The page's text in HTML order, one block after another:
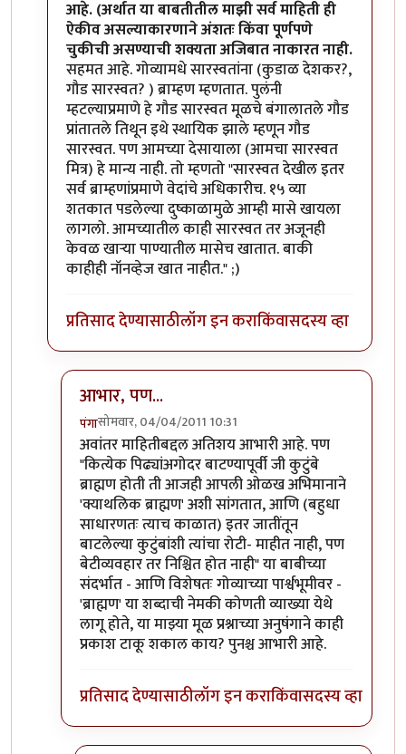
आहे. (अर्थात या बाबतीतील माझी सर्व माहिती ही
ऐकीव असल्याकारणाने अंशतः किंवा पूर्णपणे
चुकीची असण्याची शक्यता अजिबात नाकारत नाही.
सहमत आहे. गोव्यामधे सारस्वतांना (कुडाळ देशकर?,
गौड सारस्वत? ) ब्राम्हण म्हणतात. पुलंनी
म्हटल्याप्रमाणे हे गौड सारस्वत मूळचे बंगालातले गौड
प्रांतातले तिथून इथे स्थायिक झाले म्हणून गौड
सारस्वत. पण आमच्या देसायाला (आमचा सारस्वत
मित्र) हे मान्य नाही. तो म्हणतो "सारस्वत देखील इतर
सर्व ब्राम्हणांप्रमाणे वेदांचे अधिकारीच. १५ व्या
शतकात पडलेल्या दुष्काळामुळे आम्ही मासे खायला
लागलो. आमच्यातील काही सारस्वत तर अजूनही
केवळ खार्‍या पाण्यातील मासेच खातात. बाकी
काहीही नॉनव्हेज खात नाहीत." ;)
प्रतिसाद देण्यासाठीलॉग इन कराकिंवासदस्य व्हा
आभार, पण...
पंगासोमवार, 04/04/2011 10:31
In reply toथोडक्यात, 'ब्राह्मण' याbyllपुण्याचे पेशवेll
अवांतर माहितीबद्दल अतिशय आभारी आहे. पण
"कित्येक पिढ्यांअगोदर बाटण्यापूर्वी जी कुटुंबे
ब्राह्मण होती ती आजही आपली ओळख अभिमानाने
'क्याथलिक ब्राह्मण' अशी सांगतात, आणि (बहुधा
साधारणतः त्याच काळात) इतर जातींतून
बाटलेल्या कुटुंबांशी त्यांचा रोटी- माहीत नाही, पण
बेटीव्यवहार तर निश्चित होत नाही" या बाबीच्या
संदर्भात - आणि विशेषतः गोव्याच्या पार्श्वभूमीवर -
'ब्राह्मण' या शब्दाची नेमकी कोणती व्याख्या येथे
लागू होते, या माझ्या मूळ प्रश्नाच्या अनुषंगाने काही
प्रकाश टाकू शकाल काय? पुनश्च आभारी आहे.
प्रतिसाद देण्यासाठीलॉग इन कराकिंवासदस्य व्हा